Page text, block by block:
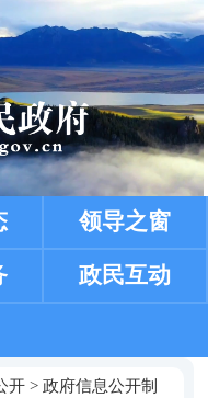
领导之窗
政民互动
开> 政府信息公开制